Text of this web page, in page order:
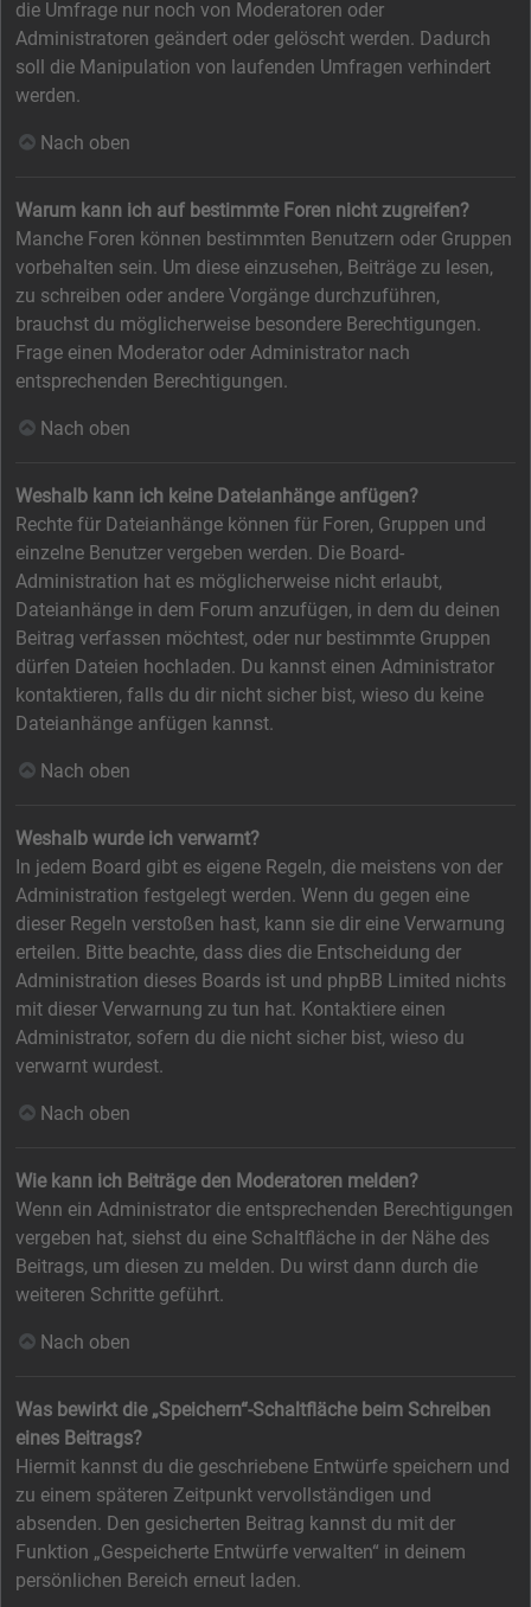
die Umfrage nur noch von Moderatoren oder
Administratoren geändert oder gelöscht werden. Dadurch
soll die Manipulation von laufenden Umfragen verhindert
werden.
Nach oben
Warum kann ich auf bestimmte Foren nicht zugreifen?
Manche Foren können bestimmten Benutzern oder Gruppen
vorbehalten sein. Um diese einzusehen, Beiträge zu lesen,
zu schreiben oder andere Vorgänge durchzuführen,
brauchst du möglicherweise besondere Berechtigungen.
Frage einen Moderator oder Administrator nach
entsprechenden Berechtigungen.
Nach oben
Weshalb kann ich keine Dateianhänge anfügen?
Rechte für Dateianhänge können für Foren, Gruppen und
einzelne Benutzer vergeben werden. Die Board-
Administration hat es möglicherweise nicht erlaubt,
Dateianhänge in dem Forum anzufügen, in dem du deinen
Beitrag verfassen möchtest, oder nur bestimmte Gruppen
dürfen Dateien hochladen. Du kannst einen Administrator
kontaktieren, falls du dir nicht sicher bist, wieso du keine
Dateianhänge anfügen kannst.
Nach oben
Weshalb wurde ich verwarnt?
In jedem Board gibt es eigene Regeln, die meistens von der
Administration festgelegt werden. Wenn du gegen eine
dieser Regeln verstoßen hast, kann sie dir eine Verwarnung
erteilen. Bitte beachte, dass dies die Entscheidung der
Administration dieses Boards ist und phpBB Limited nichts
mit dieser Verwarnung zu tun hat. Kontaktiere einen
Administrator, sofern du die nicht sicher bist, wieso du
verwarnt wurdest.
Nach oben
Wie kann ich Beiträge den Moderatoren melden?
Wenn ein Administrator die entsprechenden Berechtigungen
vergeben hat, siehst du eine Schaltfläche in der Nähe des
Beitrags, um diesen zu melden. Du wirst dann durch die
weiteren Schritte geführt.
Nach oben
Was bewirkt die „Speichern“-Schaltfläche beim Schreiben
eines Beitrags?
Hiermit kannst du die geschriebene Entwürfe speichern und
zu einem späteren Zeitpunkt vervollständigen und
absenden. Den gesicherten Beitrag kannst du mit der
Funktion „Gespeicherte Entwürfe verwalten“ in deinem
persönlichen Bereich erneut laden.